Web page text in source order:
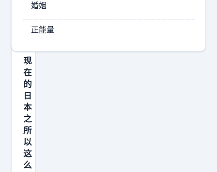
现
在
的
日
本
之
所
以
这
么
婚姻
正能量